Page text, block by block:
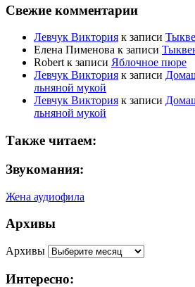
Свежие комментарии
Левчук Виктория к записи
Елена Пименова к записи
Robertк записи Яблочное пюре
Левчук Виктория к записи
льняной мукой
Левчук Виктория к записи
льняной мукой
Также читаем:
Звукомания:
Жена аудиофила
Архивы
Архивы
Интересно: